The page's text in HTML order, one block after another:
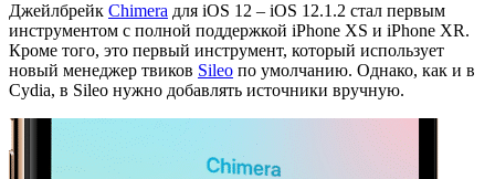
Джейлбрейк Chimera для iOS 12 – iOS 12.1.2 стал первым
инструментом с полной поддержкой iPhone XS и iPhone XR.
Кроме того, это первый инструмент, который использует
новый менеджер твиков Sileo по умолчанию. Однако, как и в
Cydia, в Sileo нужно добавлять источники вручную.